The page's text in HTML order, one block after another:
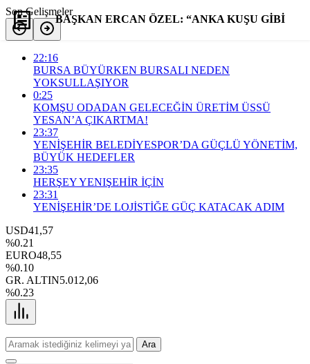
Son Gelişmeler
22:16
BURSA BÜYÜRKEN BURSALI NEDEN
YOKSULLAŞIYOR
0:25
KOMŞU ODADAN GELECEĞİN ÜRETİM ÜSSÜ
YESAN’A ÇIKARTMA!
23:37
YENİŞEHİR BELEDİYESPOR’DA GÜÇLÜ YÖNETİM,
BÜYÜK HEDEFLER
23:35
HERŞEY YENIŞEHİR İÇİN
23:31
YENİŞEHİR’DE LOJİSTİĞE GÜÇ KATACAK ADIM
USD41,57
%0.21
EURO48,55
%0.10
GR. ALTIN5.012,06
%0.23
Ara
BAŞKAN ERCAN ÖZEL: “ANKA KUŞU GİBİ
KÜLLERİMİZDEN YENİDEN DOĞUYORUZ!”
Yorum Yap